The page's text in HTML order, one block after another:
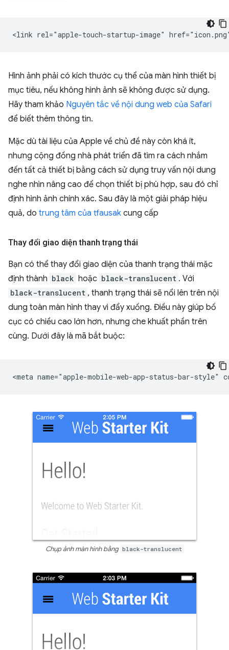
Hình ảnh phải có kích thước cụ thể của màn hình thiết bị
mục tiêu, nếu không hình ảnh sẽ không được sử dụng.
Hãy tham khảo Nguyên tắc về nội dung web của Safari
để biết thêm thông tin.
Mặc dù tài liệu của Apple về chủ đề này còn khá ít,
nhưng cộng đồng nhà phát triển đã tìm ra cách nhắm
đến tất cả thiết bị bằng cách sử dụng truy vấn nội dung
nghe nhìn nâng cao để chọn thiết bị phù hợp, sau đó chỉ
định hình ảnh chính xác. Sau đây là một giải pháp hiệu
quả, do trung tâm của tfausak cung cấp
Thay đổi giao diện thanh trạng thái
Bạn có thể thay đổi giao diện của thanh trạng thái mặc
định thành black hoặc black-translucent . Với
black-translucent , thanh trạng thái sẽ nổi lên trên nội
dung toàn màn hình thay vì đẩy xuống. Điều này giúp bố
cục có chiều cao lớn hơn, nhưng che khuất phần trên
cùng. Dưới đây là mã bắt buộc:
Chụp ảnh màn hình bằng black-translucent